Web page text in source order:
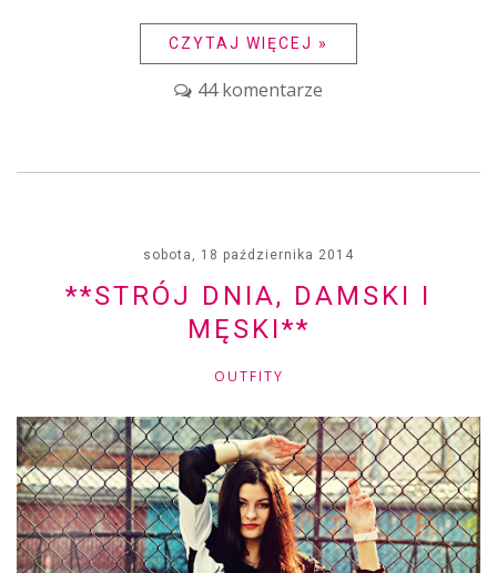
CZYTAJ WIĘCEJ »
44 komentarze
sobota, 18 października 2014
**STRÓJ DNIA, DAMSKI I
MĘSKI**
OUTFITY